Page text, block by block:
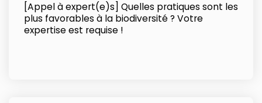
[Appel à expert(e)s] Quelles pratiques sont les
plus favorables à la biodiversité ? Votre
expertise est requise !